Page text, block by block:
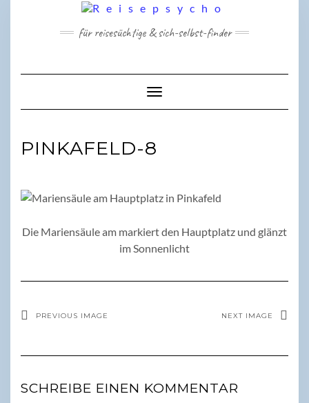
für reisesüchtige & sich-selbst-finder
Toggle Navigation
PINKAFELD-8
Die Mariensäule am markiert den Hauptplatz und glänzt
im Sonnenlicht
PREVIOUS IMAGE NEXT IMAGE
SCHREIBE EINEN KOMMENTAR